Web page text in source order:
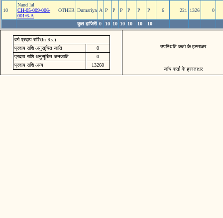
10
Nand lal
CH-05-009-006-
001/6-A
OTHER Dumariya A P P P P P P 6 221 1326 0
कुल हाजिरी 0 10 10 10 10 10 10
वर्ग प्रदाय राशि(In Rs.)
प्रदाय राशि अनुसूचित जाति
0
प्रदाय राशि अनुसूचित जनजाति
0
प्रदाय राशि अन्य
13260
उपस्थिति कर्ता के हस्ताक्षर
जॉच कर्ता के ह्रस्ताक्षर